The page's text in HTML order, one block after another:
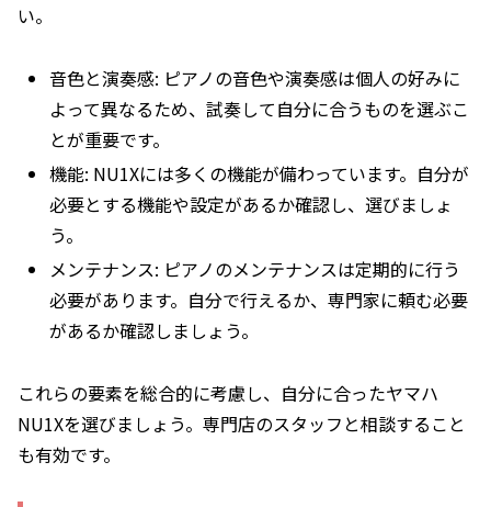
い。
音色と演奏感: ピアノの音色や演奏感は個人の好みに
よって異なるため、試奏して自分に合うものを選ぶこ
とが重要です。
機能: NU1Xには多くの機能が備わっています。自分が
必要とする機能や設定があるか確認し、選びましょ
う。
メンテナンス: ピアノのメンテナンスは定期的に行う
必要があります。自分で行えるか、専門家に頼む必要
があるか確認しましょう。
これらの要素を総合的に考慮し、自分に合ったヤマハ
NU1Xを選びましょう。専門店のスタッフと相談すること
も有効です。